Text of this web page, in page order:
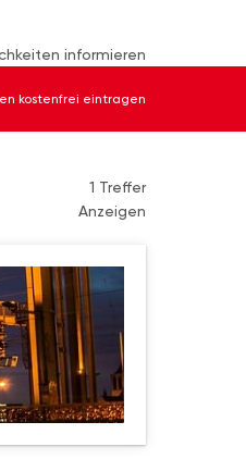
informieren
kostenfrei eintragen
1 Treffer
Anzeigen